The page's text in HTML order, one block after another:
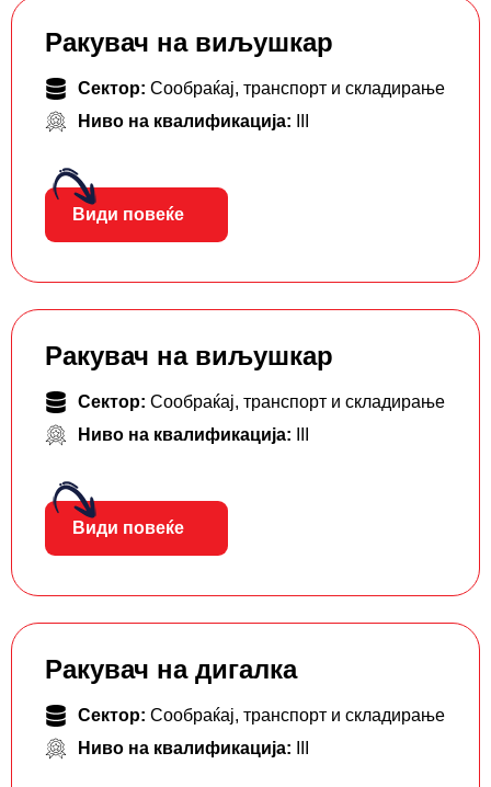
Ракувач на виљушкар
Сектор: Сообраќај, транспорт и складирање
Ниво на квалификација:
Види повеќе
Ракувач на виљушкар
Сектор: Сообраќај, транспорт и складирање
Ниво на квалификација:
Види повеќе
Ракувач на дигалка
Сектор: Сообраќај, транспорт и складирање
Ниво на квалификација: